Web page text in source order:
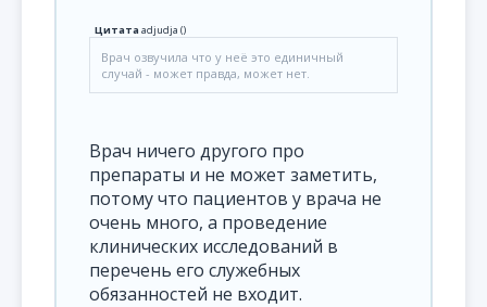
Цитатаadjudja ()
Врач озвучила что у неё это единичный
случай - может правда, может нет.
Врач ничего другого про
препараты и не может заметить,
потому что пациентов у врача не
очень много, а проведение
клинических исследований в
перечень его служебных
обязанностей не входит.